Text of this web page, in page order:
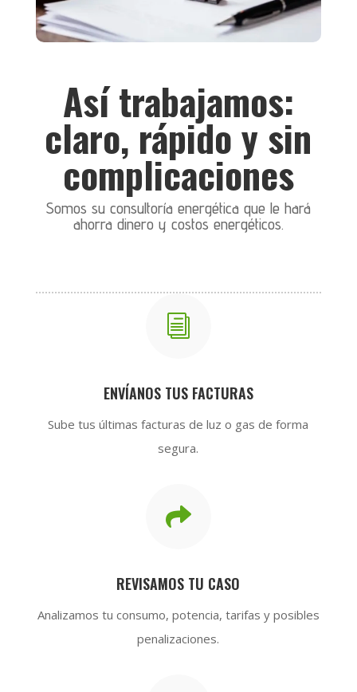
Así trabajamos:
claro, rápido y sin
complicaciones
Somos su consultoría energética que le hará
ahorra dinero y costos energéticos.
i
ENVÍANOS TUS FACTURAS
Sube tus últimas facturas de luz o gas de forma
segura.

REVISAMOS TU CASO
Analizamos tu consumo, potencia, tarifas y posibles
penalizaciones.